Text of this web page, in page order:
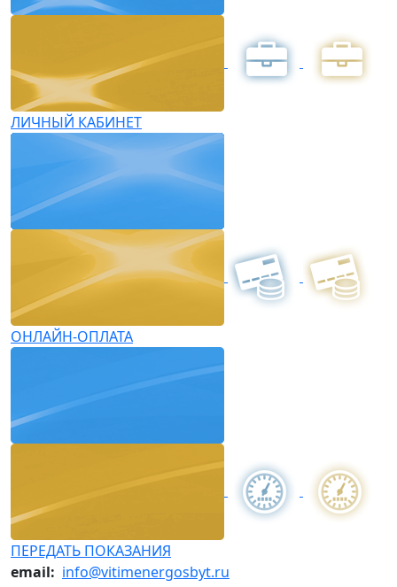
ЛИЧНЫЙ КАБИНЕТ
ОНЛАЙН-ОПЛАТА
ПЕРЕДАТЬ ПОКАЗАНИЯ
email: info@vitimenergosbyt.ru